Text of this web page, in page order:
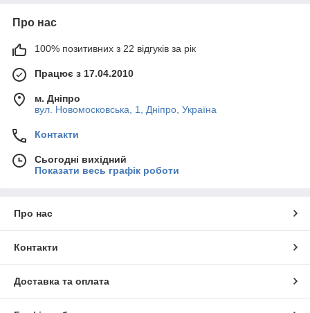
Про нас
100% позитивних з 22 відгуків за рік
Працює з 17.04.2010
м. Дніпро
вул. Новомосковська, 1, Дніпро, Україна
Контакти
Сьогодні вихідний
Показати весь графік роботи
Про нас
Контакти
Доставка та оплата